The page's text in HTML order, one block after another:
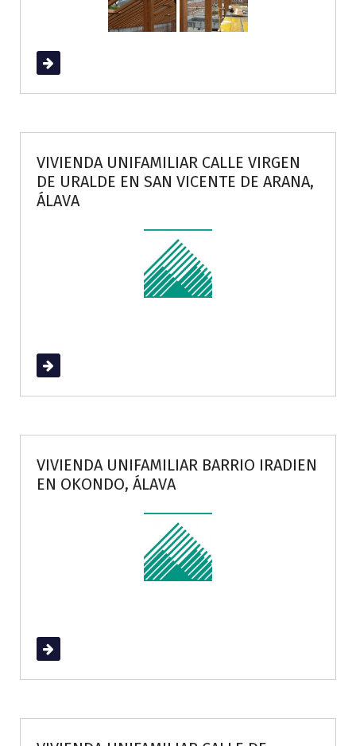
Read More
VIVIENDA UNIFAMILIAR CALLE VIRGEN
DE URALDE EN SAN VICENTE DE ARANA,
ÁLAVA
Read More
VIVIENDA UNIFAMILIAR BARRIO IRADIEN
EN OKONDO, ÁLAVA
Read More